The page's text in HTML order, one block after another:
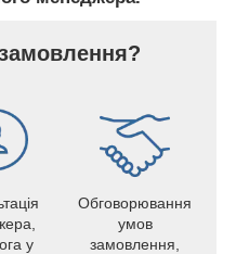
у
Обговорювання
умов
замовлення,